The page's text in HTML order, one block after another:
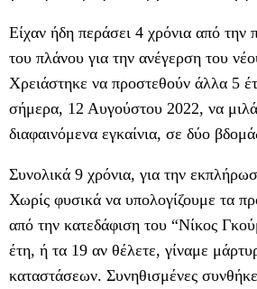
Είχαν ήδη περάσει 4 χρόνια από την
του πλάνου για την ανέγερση του
Χρειάστηκε να προστεθούν άλλα 5
σήμερα, 12 Αυγούστου 2022, να
διαφαινόμενα εγκαίνια, σε δύο
Συνολικά 9 χρόνια, για την
Χωρίς φυσικά να υπολογίζουμε τα
από την κατεδάφιση του “Νίκος
έτη, ή τα 19 αν θέλετε, γίναμε
καταστάσεων. Συνηθισμένες